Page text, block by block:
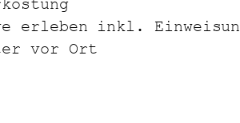
erleben inkl.
vor Ort